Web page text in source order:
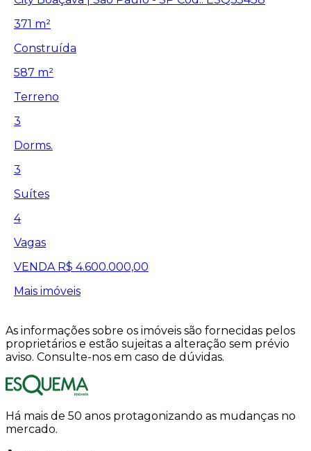
371 m²
Construída
587 m²
Terreno
3
Dorms.
3
Suítes
4
Vagas
VENDA R$ 4.600.000,00
Mais imóveis
As informações sobre os imóveis são fornecidas pelos
proprietários e estão sujeitas a alteração sem prévio
aviso. Consulte-nos em caso de dúvidas.
Há mais de 50 anos protagonizando as mudanças no
mercado.